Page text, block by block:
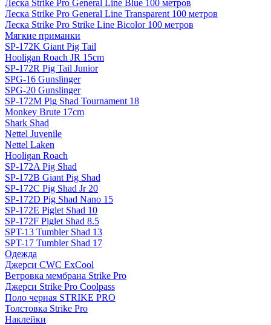
Леска Strike Pro General Line Blue 100 метров
Леска Strike Pro General Line Transparent 100 метров
Леска Strike Pro Strike Line Bicolor 100 метров
Мягкие приманки
SP-172K Giant Pig Tail
Hooligan Roach JR 15cm
SP-172R Pig Tail Junior
SPG-16 Gunslinger
SPG-20 Gunslinger
SP-172M Pig Shad Tournament 18
Monkey Brute 17cm
Shark Shad
Nettel Juvenile
Nettel Laken
Hooligan Roach
SP-172A Pig Shad
SP-172B Giant Pig Shad
SP-172C Pig Shad Jr 20
SP-172D Pig Shad Nano 15
SP-172E Piglet Shad 10
SP-172F Piglet Shad 8.5
SPT-13 Tumbler Shad 13
SPT-17 Tumbler Shad 17
Одежда
Джерси CWC ExCool
Ветровка мембрана Strike Pro
Джерси Strike Pro Coolpass
Поло черная STRIKE PRO
Толстовка Strike Pro
Наклейки